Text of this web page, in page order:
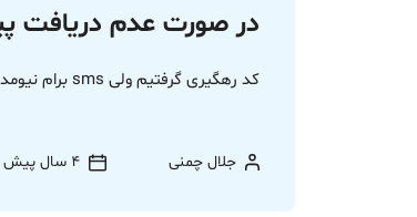
در صورت عدم دریافت
کد رهگیری گرفتیم ولی sms برام نیومده. به کجا پیام بدم؟
جلال چمنی 4 سال پیش